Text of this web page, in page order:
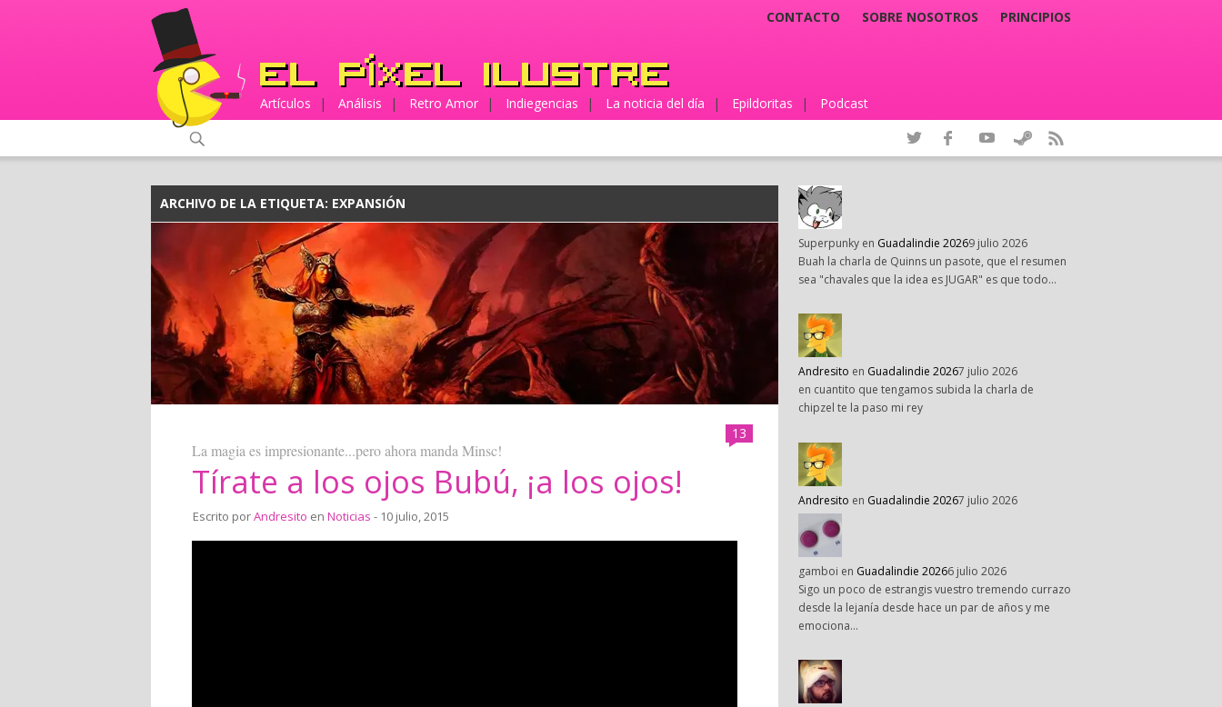
CONTACTO SOBRE NOSOTROS PRINCIPIOS
Artículos | Análisis | Retro Amor | Indiegencias | La noticia del día | Epildoritas | Podcast
ARCHIVO DE LA ETIQUETA: EXPANSIÓN
13
La magia es impresionante...pero ahora manda Minsc!
Tírate a los ojos Bubú, ¡a los ojos!
Escrito porAndresito en Noticias - 10 julio, 2015
Superpunky en Guadalindie 20269 julio 2026
Buah la charla de Quinns un pasote, que el resumen
sea "chavales que la idea es JUGAR" es que todo…
Andresito en Guadalindie 20267 julio 2026
en cuantito que tengamos subida la charla de
chipzel te la paso mi rey
Andresito en Guadalindie 20267 julio 2026
gamboi en Guadalindie 20266 julio 2026
Sigo un poco de estrangis vuestro tremendo currazo
desde la lejanía desde hace un par de años y me
emociona…